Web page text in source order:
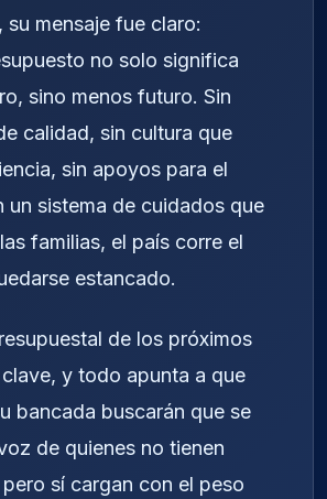
su mensaje fue claro:
no solo significa
sino menos futuro. Sin
calidad, sin cultura que
sin apoyos para el
un sistema de cuidados que
familias, el país corre el
estancado.
de los próximos
clave, y todo apunta a que
bancada buscarán que se
de quienes no tienen
sí cargan con el peso